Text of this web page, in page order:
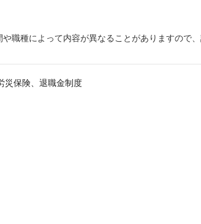
職種によって内容が異なることがありますので
災保険、退職金制度